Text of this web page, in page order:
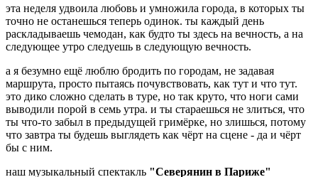
эта неделя удвоила любовь и умножила города, в которых ты
точно не останешься теперь одинок. ты каждый день
раскладываешь чемодан, как будто ты здесь на вечность, а на
следующее утро следуешь в следующую вечность.
а я безумно ещё люблю бродить по городам, не задавая
маршрута, просто пытаясь почувствовать, как тут и что тут.
это дико сложно сделать в туре, но так круто, что ноги сами
выводили порой в семь утра. и ты стараешься не злиться, что
ты что-то забыл в предыдущей гримёрке, но злишься, потому
что завтра ты будешь выглядеть как чёрт на сцене - да и чёрт
бы с ним.
наш музыкальный спектакль "Северянин в Париже"